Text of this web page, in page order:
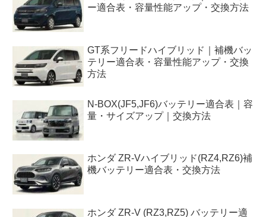
ー適合表・容量性能アップ・交換方法
GT系フリードハイブリッド｜補機バッ
テリー適合表・容量性能アップ・交換
方法
N-BOX(JF5,JF6)バッテリー適合表｜容
量・サイズアップ｜交換方法
ホンダ ZR-Vハイブリッド(RZ4,RZ6)補
機バッテリー適合表・交換方法
ホンダ ZR-V (RZ3,RZ5) バッテリー適